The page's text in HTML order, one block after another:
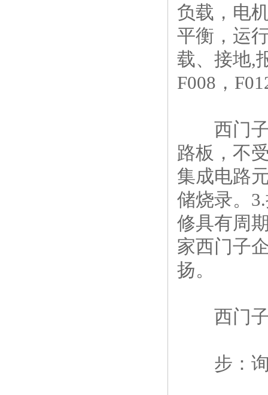
负载，电
平衡，运
载、接地,
F008，
西门子
路板，不
集成电路
储烧录。
修具有周
家西门子
扬。
西门子
步：询